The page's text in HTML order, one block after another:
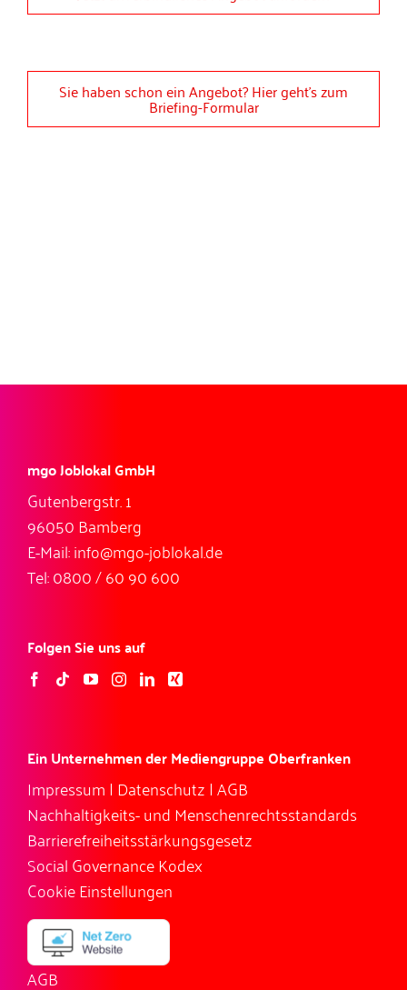
Sie haben schon ein Angebot? Hier geht’s zum
Briefing-Formular
mgo Joblokal GmbH
Gutenbergstr. 1
96050 Bamberg
E-Mail:info@mgo-joblokal.de
Tel:0800 / 60 90 600
Folgen Sie uns auf
Ein Unternehmen der Mediengruppe Oberfranken
Impressum| Datenschutz|AGB
Nachhaltigkeits- und Menschenrechtsstandards
Barrierefreiheitsstärkungsgesetz
Social Governance Kodex
Cookie Einstellungen
AGB